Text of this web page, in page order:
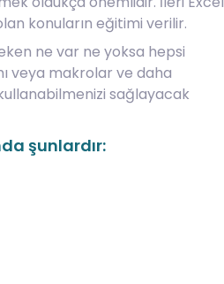
konuların eğitimi verilir.
ne var ne yoksa hepsi
veya makrolar ve daha
sağlayacak
şunlardır: